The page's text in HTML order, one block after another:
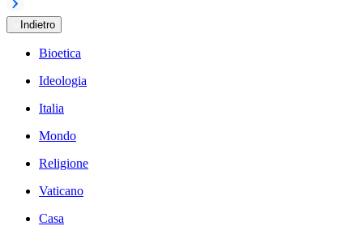
Indietro
Bioetica
Ideologia
Italia
Mondo
Religione
Vaticano
Casa